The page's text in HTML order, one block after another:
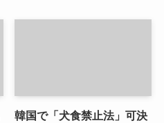
韓国で「犬食禁止法」可決